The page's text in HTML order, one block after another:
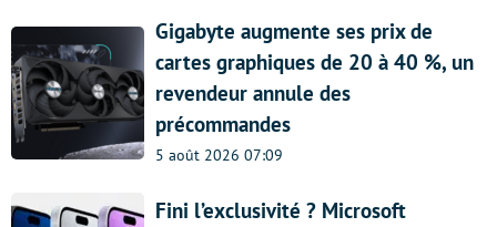
Gigabyte augmente ses prix de
cartes graphiques de 20 à 40 %, un
revendeur annule des
précommandes
5 août 2026 07:09
Fini l’exclusivité ? Microsoft